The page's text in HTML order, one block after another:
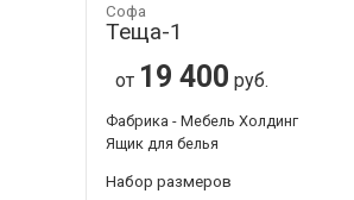
Софа
Теща-1
от 19 400 руб.
Фабрика - Мебель Холдинг
Ящик для белья
Набор размеров